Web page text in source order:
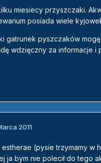
miesiecy przyszczaki.
posiada wiele
gatrunek pyszczaków
wdzięczny za informacje i
2011
estherae (pysie trzymamy w
ja bym nie polecił do tego